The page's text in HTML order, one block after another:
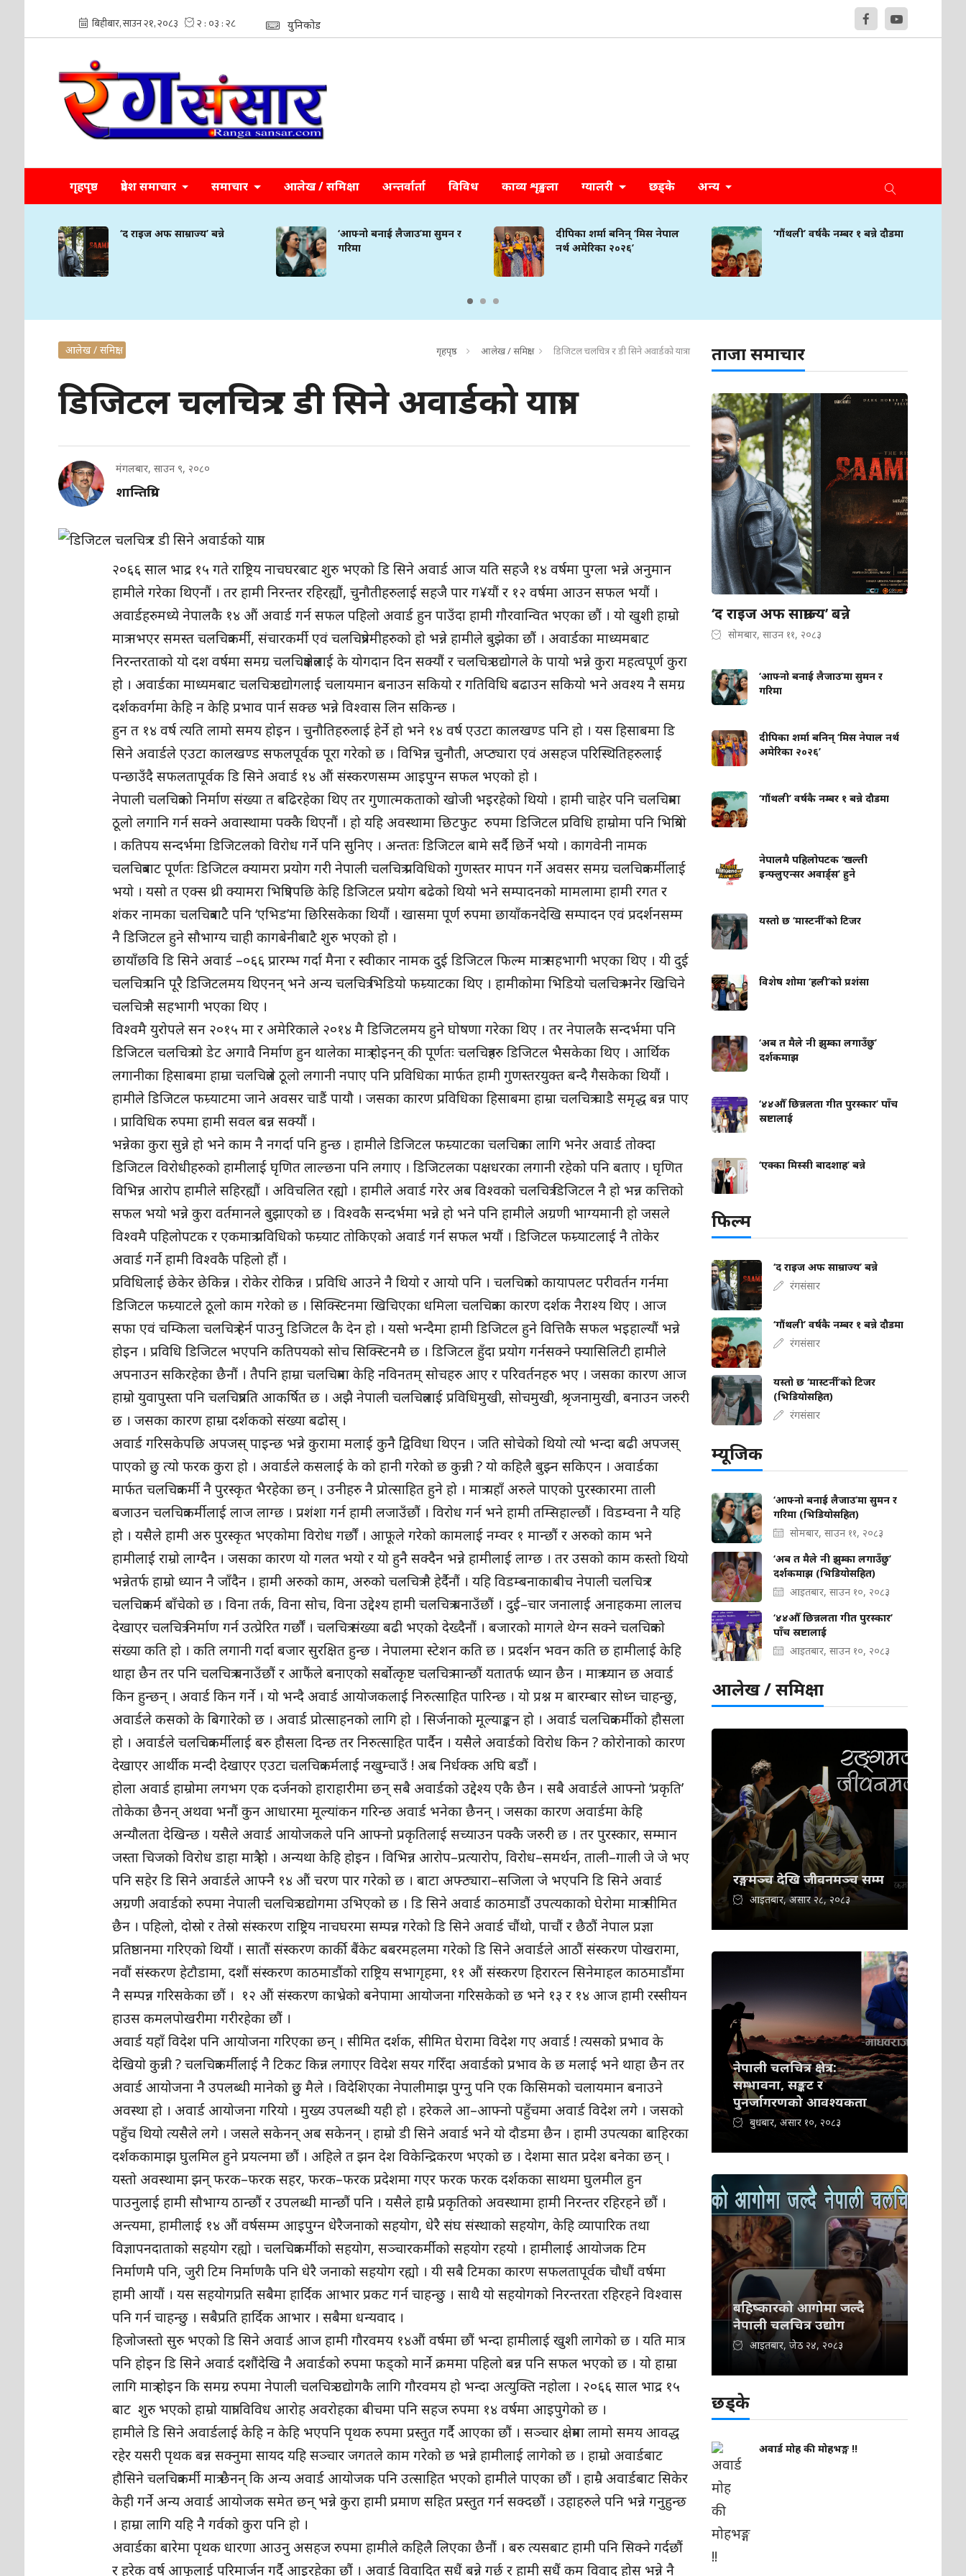
युनिकोड
गृहपृष्ठ प्रदेश समाचार समाचार आलेख / समिक्षा अन्तर्वार्ता विविध काव्य शृङ्खला ग्यालरी छड्के अन्य
‘द राइज अफ साम्राज्य’ बन्ने
‘आफ्नो बनाई लैजाउ’मा सुमन र
गरिमा
दीपिका शर्मा बनिन् ‘मिस नेपाल
नर्थ अमेरिका २०२६’
‘गौंथली’ वर्षकै नम्बर १ बन्ने दौडमा
आलेख / समिक्षा गृहपृष्ठ आलेख / समिक्षा डिजिटल चलचित्र र डी सिने अवार्डको यात्रा
डिजिटल चलचित्र र डी सिने अवार्डको यात्रा
मंगलबार, साउन ९, २०८०
शान्तिप्रिय
२०६६ साल भाद्र १५ गते राष्ट्रिय नाचघरबाट शुरु भएको डि सिने अवार्ड आज यति सहजै १४ वर्षमा पुग्ला भन्ने अनुमान
हामीले गरेका थिएनौं । तर हामी निरन्तर रहिरह्यौं, चुनौतीहरुलाई सहजै पार ग¥यौं र १२ वर्षमा आउन सफल भयौं ।
अवार्डहरुमध्ये नेपालकै १४ औं अवार्ड गर्न सफल पहिलो अवार्ड हुन पाउँदा हामी गौरवान्वित भएका छौं । यो खुशी हाम्रो
मात्र नभएर समस्त चलचित्रकर्मी, संचारकर्मी एवं चलचित्रप्रेमीहरुको हो भन्ने हामीले बुझेका छौं । अवार्डका माध्यमबाट
निरन्तरताको यो दश वर्षमा समग्र चलचित्रक्षेत्रलाई के योगदान दिन सक्यौं र चलचित्र उद्योगले के पायो भन्ने कुरा महत्वपूर्ण कुरा
हो । अवार्डका माध्यमबाट चलचित्र उद्योगलाई चलायमान बनाउन सकियो र गतिविधि बढाउन सकियो भने अवश्य नै समग्र
दर्शकवर्गमा केहि न केहि प्रभाव पार्न सक्छ भन्ने विश्वास लिन सकिन्छ ।
हुन त १४ वर्ष त्यति लामो समय होइन । चुनौतिहरुलाई हेर्ने हो भने १४ वर्ष एउटा कालखण्ड पनि हो । यस हिसाबमा डि
सिने अवार्डले एउटा कालखण्ड सफलपूर्वक पूरा गरेको छ । विभिन्न चुनौती, अप्ठ्यारा एवं असहज परिस्थितिहरुलाई
पन्छाउँदै सफलतापूर्वक डि सिने अवार्ड १४ औं संस्करणसम्म आइपुग्न सफल भएको हो ।
नेपाली चलचित्रको निर्माण संख्या त बढिरहेका थिए तर गुणात्मकताको खोजी भइरहेको थियो । हामी चाहेर पनि चलचित्रमा
ठूलो लगानि गर्न सक्ने अवास्थामा पक्कै थिएनौं । हो यहि अवस्थामा छिटफुट रुपमा डिजिटल प्रविधि हाम्रोमा पनि भित्रियो
। कतिपय सन्दर्भमा डिजिटलको विरोध गर्ने पनि सुनिए । अन्ततः डिजिटल बामे सर्दै छिर्ने भयो । कागवेनी नामक
चलचित्रबाट पूर्णतः डिजिटल क्यामरा प्रयोग गरी नेपाली चलचित्र प्रविधिको गुणस्तर मापन गर्ने अवसर समग्र चलचित्रकर्मीलाई
भयो । यसो त एक्स थ्री क्यामरा भित्रिएपछि केहि डिजिटल प्रयोग बढेको थियो भने सम्पादनको मामलामा हामी रगत र
शंकर नामका चलचित्रबाटै पनि ‘एभिड’मा छिरिसकेका थियौं । खासमा पूर्ण रुपमा छायाँकनदेखि सम्पादन एवं प्रदर्शनसम्म
नै डिजिटल हुने सौभाग्य चाही कागबेनीबाटै शुरु भएको हो ।
छायाँछवि डि सिने अवार्ड –०६६ प्रारम्भ गर्दा मैना र स्वीकार नामक दुई डिजिटल फिल्म मात्र सहभागी भएका थिए । यी दुई
चलचित्र पनि पूरै डिजिटलमय थिएनन् भने अन्य चलचित्र भिडियो फम्र्याटका थिए । हामीकोमा भिडियो चलचित्र भनेर खिचिने
चलचित्र नै सहभागी भएका थिए ।
विश्वमै युरोपले सन २०१५ मा र अमेरिकाले २०१४ मै डिजिटलमय हुने घोषणा गरेका थिए । तर नेपालकै सन्दर्भमा पनि
डिजिटल चलचित्र यो डेट अगावै निर्माण हुन थालेका मात्र होइनन् की पूर्णतः चलचित्रहरु डिजिटल भैसकेका थिए । आर्थिक
लगानीका हिसाबमा हाम्रा चलचित्रले ठूलो लगानी नपाए पनि प्रविधिका मार्फत हामी गुणस्तरयुक्त बन्दै गैसकेका थियौं ।
हामीले डिजिटल फम्र्याटमा जाने अवसर चाडैं पायौ । जसका कारण प्रविधिका हिसाबमा हाम्रा चलचित्र चाडै समृद्ध बन्न पाए
। प्राविधिक रुपमा हामी सवल बन्न सक्यौं ।
भन्नेका कुरा सुन्ने हो भने काम नै नगर्दा पनि हुन्छ । हामीले डिजिटल फम्र्याटका चलचित्रका लागि भनेर अवार्ड तोक्दा
डिजिटल विरोधीहरुको हामीलाई घृणित लाल्छना पनि लगाए । डिजिटलका पक्षधरका लगानी रहेको पनि बताए । घृणित
विभिन्न आरोप हामीले सहिरह्यौं । अविचलित रह्यो । हामीले अवार्ड गरेर अब विश्वको चलचित्र डिजिटल नै हो भन्न कत्तिको
सफल भयो भन्ने कुरा वर्तमानले बुझाएको छ । विश्वकै सन्दर्भमा भन्ने हो भने पनि हामीले अग्रणी भाग्यमानी हो जसले
विश्वमै पहिलोपटक र एकमात्र प्रविधिको फम्र्याट तोकिएको अवार्ड गर्न सफल भयौं । डिजिटल फम्र्याटलाई नै तोकेर
अवार्ड गर्ने हामी विश्वकै पहिलो हौं ।
प्रविधिलाई छेकेर छेकिन्न । रोकेर रोकिन्न । प्रविधि आउने नै थियो र आयो पनि । चलचित्रको कायापलट परीवर्तन गर्नमा
डिजिटल फम्र्याटले ठूलो काम गरेको छ । सिक्स्टिनमा खिचिएका धमिला चलचित्रका कारण दर्शक नैराश्य थिए । आज
सफा एवं चम्किला चलचित्र हेर्न पाउनु डिजिटल कै देन हो । यसो भन्दैमा हामी डिजिटल हुने वित्तिकै सफल भइहाल्यौं भन्ने
होइन । प्रविधि डिजिटल भएपनि कतिपयको सोच सिक्स्टिनमै छ । डिजिटल हुँदा प्रयोग गर्नसक्ने फ्यासिलिटी हामीले
अपनाउन सकिरहेका छैनौं । तैपनि हाम्रा चलचित्रमा केहि नविनतम् सोचहरु आए र परिवर्तनहरु भए । जसका कारण आज
हाम्रो युवापुस्ता पनि चलचित्रप्रति आकर्षित छ । अझै नेपाली चलचित्रलाई प्रविधिमुखी, सोचमुखी, श्रृजनामुखी, बनाउन जरुरी
छ । जसका कारण हाम्रा दर्शकको संख्या बढोस् ।
अवार्ड गरिसकेपछि अपजस् पाइन्छ भन्ने कुरामा मलाई कुनै द्विविधा थिएन । जति सोचेको थियो त्यो भन्दा बढी अपजस्
पाएको छु त्यो फरक कुरा हो । अवार्डले कसलाई के को हानी गरेको छ कुन्नी ? यो कहिलै बुझ्न सकिएन । अवार्डका
मार्फत चलचित्रकर्मी नै पुरस्कृत भैरहेका छन् । उनीहरु नै प्रोत्साहित हुने हो । मात्र यहाँ अरुले पाएको पुरस्कारमा ताली
बजाउन चलचित्रकर्मीलाई लाज लाग्छ । प्रशंशा गर्न हामी लजाउँछौं । विरोध गर्न भने हामी तम्सिहाल्छौं । विडम्वना नै यहि
हो । यसैले हामी अरु पुरस्कृत भएकोमा विरोध गर्छौं । आफूले गरेको कामलाई नम्वर १ मान्छौं र अरुको काम भने
हामीलाई राम्रो लाग्दैन । जसका कारण यो गलत भयो र यो हुनै सक्दैन भन्ने हामीलाई लाग्छ । तर उसको काम कस्तो थियो
भन्नेतर्फ हाम्रो ध्यान नै जाँदैन । हामी अरुको काम, अरुको चलचित्र नै हेर्दैनौं । यहि विडम्बनाकाबीच नेपाली चलचित्र र
चलचित्रकर्म बाँचेको छ । विना तर्क, विना सोच, विना उद्देश्य हामी चलचित्र बनाउँछौं । दुई–चार जनालाई अनाहकमा लालच
देखाएर चलचित्र निर्माण गर्न उत्प्रेरित गर्छौं । चलचित्र संख्या बढी भएको देख्दैनौं । बजारको मागले थेग्न सक्ने चलचित्रको
संख्या कति हो । कति लगानी गर्दा बजार सुरक्षित हुन्छ । नेपालमा स्टेशन कति छ । प्रदर्शन भवन कति छ हामीलाई केहि
थाहा छैन तर पनि चलचित्र बनाउँछौं र आफैंले बनाएको सर्बोत्कृष्ट चलचित्र मान्छौं यतातर्फ ध्यान छैन । मात्र ध्यान छ अवार्ड
किन हुन्छन् । अवार्ड किन गर्ने । यो भन्दै अवार्ड आयोजकलाई निरुत्साहित पारिन्छ । यो प्रश्न म बारम्बार सोध्न चाहन्छु,
अवार्डले कसको के बिगारेको छ । अवार्ड प्रोत्साहनको लागि हो । सिर्जनाको मूल्याङ्कन हो । अवार्ड चलचित्रकर्मीको हौसला
हो । अवार्डले चलचित्रकर्मीलाई बरु हौसला दिन्छ तर निरुत्साहित पार्दैन । यसैले अवार्डको विरोध किन ? कोरोनाको कारण
देखाएर आर्थीक मन्दी देखाएर एउटा चलचित्रकर्मलाई नखुम्चाउँ ! अब निर्धक्क अघि बडौं ।
होला अवार्ड हाम्रोमा लगभग एक दर्जनको हाराहारीमा छन् सबै अवार्डको उद्देश्य एकै छैन । सबै अवार्डले आफ्नो ‘प्रकृति’
तोकेका छैनन् अथवा भनौं कुन आधारमा मूल्यांकन गरिन्छ अवार्ड भनेका छैनन् । जसका कारण अवार्डमा केहि
अन्यौलता देखिन्छ । यसैले अवार्ड आयोजकले पनि आफ्नो प्रकृतिलाई सच्याउन पक्कै जरुरी छ । तर पुरस्कार, सम्मान
जस्ता चिजको विरोध डाहा मात्रै हो । अन्यथा केहि होइन । विभिन्न आरोप–प्रत्यारोप, विरोध–समर्थन, ताली–गाली जे जे भए
पनि सहेर डि सिने अवार्डले आफ्नै १४ औं चरण पार गरेको छ । बाटा अफ्ठ्यारा–सजिला जे भएपनि डि सिने अवार्ड
अग्रणी अवार्डको रुपमा नेपाली चलचित्र उद्योगमा उभिएको छ । डि सिने अवार्ड काठमाडौं उपत्यकाको घेरोमा मात्र सीमित
छैन । पहिलो, दोस्रो र तेस्रो संस्करण राष्ट्रिय नाचघरमा सम्पन्न गरेको डि सिने अवार्ड चौंथो, पाचौं र छैठौं नेपाल प्रज्ञा
प्रतिष्ठानमा गरिएको थियौं । सातौं संस्करण कार्की बैंकेट बबरमहलमा गरेको डि सिने अवार्डले आठौं संस्करण पोखरामा,
नवौं संस्करण हेटौडामा, दशौं संस्करण काठमाडौंको राष्ट्रिय सभागृहमा, ११ औं संस्करण हिरारत्न सिनेमाहल काठमाडौंमा
नै सम्पन्न गरिसकेका छौं । १२ औं संस्करण काभ्रेको बनेपामा आयोजना गरिसकेको छ भने १३ र १४ आज हामी रस्सीयन
हाउस कमलपोखरीमा गरीरहेका छौं ।
अवार्ड यहाँ विदेश पनि आयोजना गरिएका छन् । सीमित दर्शक, सीमित घेरामा विदेश गए अवार्ड ! त्यसको प्रभाव के
देखियो कुन्नी ? चलचित्रकर्मीलाई नै टिकट किन्न लगाएर विदेश सयर गरिँदा अवार्डको प्रभाव के छ मलाई भने थाहा छैन तर
अवार्ड आयोजना नै उपलब्धी मानेको छु मैले । विदेशिएका नेपालीमाझ पुग्नु पनि एक किसिमको चलायमान बनाउने
अवस्था हो । अवार्ड आयोजना गरियो । मुख्य उपलब्धी यही हो । हरेकले आ–आफ्नो पहुँचमा अवार्ड विदेश लगे । जसको
पहुँच थियो त्यसैले लगे । जसले सकेनन् अब सकेनन् । हाम्रो डी सिने अवार्ड भने यो दौडमा छैन । हामी उपत्यका बाहिरका
दर्शककामाझ घुलमिल हुने प्रयत्नमा छौं । अहिले त झन देश विकेन्द्रिकरण भएको छ । देशमा सात प्रदेश बनेका छन् ।
यस्तो अवस्थामा झन् फरक–फरक सहर, फरक–फरक प्रदेशमा गएर फरक फरक दर्शकका साथमा घुलमील हुन
पाउनुलाई हामी सौभाग्य ठान्छौं र उपलब्धी मान्छौं पनि । यसैले हाम्रै प्रकृतिको अवस्थामा हामी निरन्तर रहिरहने छौं ।
अन्त्यमा, हामीलाई १४ औं वर्षसम्म आइपुग्न धेरैजनाको सहयोग, धेरै संघ संस्थाको सहयोग, केहि व्यापारिक तथा
विज्ञापनदाताको सहयोग रह्यो । चलचित्रकर्मीको सहयोग, सञ्चारकर्मीको सहयोग रहयो । हामीलाई आयोजक टिम
निर्माणमै पनि, जुरी टिम निर्माणकै पनि धेरै जनाको सहयोग रह्यो । यी सबै टिमका कारण सफलतापूर्वक चौधौं वर्षमा
हामी आयौं । यस सहयोगप्रति सबैमा हार्दिक आभार प्रकट गर्न चाहन्छु । साथै यो सहयोगको निरन्तरता रहिरहने विश्वास
पनि गर्न चाहन्छु । सबैप्रति हार्दिक आभार । सबैमा धन्यवाद ।
हिजोजस्तो सुरु भएको डि सिने अवार्ड आज हामी गौरवमय १४औं वर्षमा छौं भन्दा हामीलाई खुशी लागेको छ । यति मात्र
पनि होइन डि सिने अवार्ड दशौंदेखि नै अवार्डको रुपमा फड्को मार्ने क्रममा पहिलो बन्न पनि सफल भएको छ । यो हाम्रा
लागि मात्र होइन कि समग्र रुपमा नेपाली चलचित्र उद्योगकै लागि गौरवमय हो भन्दा अत्युक्ति नहोला । २०६६ साल भाद्र १५
बाट शुरु भएको हाम्रो यात्रा विविध आरोह अवरोहका बीचमा पनि सहज रुपमा १४ वर्षमा आइपुगेको छ ।
हामीले डि सिने अवार्डलाई केहि न केहि भएपनि पृथक रुपमा प्रस्तुत गर्दै आएका छौं । सञ्चार क्षेत्रमा लामो समय आवद्ध
रहेर यसरी पृथक बन्न सक्नुमा सायद यहि सञ्चार जगतले काम गरेको छ भन्ने हामीलाई लागेको छ । हाम्रो अवार्डबाट
हौसिने चलचित्रकर्मी मात्र छैनन् कि अन्य अवार्ड आयोजक पनि उत्साहित भएको हामीले पाएका छौं । हाम्रै अवार्डबाट सिकेर
केही गर्ने अन्य अवार्ड आयोजक समेत छन् भन्ने कुरा हामी प्रमाण सहित प्रस्तुत गर्न सक्दछौं । उहाहरुले पनि भन्ने गनुहुन्छ
। हाम्रा लागि यहि नै गर्वको कुरा पनि हो ।
अवार्डका बारेमा पृथक धारणा आउनु असहज रुपमा हामीले कहिलै लिएका छैनौं । बरु त्यसबाट हामी पनि सिक्ने गर्दछौं
र हरेक वर्ष आफूलाई परिमार्जन गर्दै आइरहेका छौं । अवार्ड विवादित सधैं बन्ने गर्छ र हामी सधैं कम विवाद होस् भन्ने नै
ताजा समाचार
‘द राइज अफ साम्राज्य’ बन्ने
सोमबार, साउन ११, २०८३
‘आफ्नो बनाई लैजाउ’मा सुमन र
गरिमा
दीपिका शर्मा बनिन् ‘मिस नेपाल नर्थ
अमेरिका २०२६’
‘गौंथली’ वर्षकै नम्बर १ बन्ने दौडमा
नेपालमै पहिलोपटक ‘खल्ती
इन्फ्लुएन्सर अवार्ड्स’ हुने
यस्तो छ ‘मास्टर्नी’को टिजर
विशेष शोमा ‘हली’को प्रशंसा
‘अब त मैले नी झुम्का लगाउँछु’
दर्शकमाझ
‘४४औँ छिन्नलता गीत पुरस्कार’ पाँच
स्रष्टालाई
‘एक्का मिस्सी बादशाह’ बन्ने
फिल्म
‘द राइज अफ साम्राज्य’ बन्ने
रंगसंसार
‘गौंथली’ वर्षकै नम्बर १ बन्ने दौडमा
रंगसंसार
यस्तो छ ‘मास्टर्नी’को टिजर
(भिडियोसहित)
रंगसंसार
म्यूजिक
‘आफ्नो बनाई लैजाउ’मा सुमन र
गरिमा (भिडियोसहित)
सोमबार, साउन ११, २०८३
‘अब त मैले नी झुम्का लगाउँछु’
दर्शकमाझ (भिडियोसहित)
आइतबार, साउन १०, २०८३
‘४४औँ छिन्नलता गीत पुरस्कार’
पाँच स्रष्टालाई
आइतबार, साउन १०, २०८३
आलेख / समिक्षा
रङ्गमञ्च देखि जीवनमञ्च सम्म
आइतबार, असार २८, २०८३
नेपाली चलचित्र क्षेत्र:
सम्भावना, सङ्कट र
पुनर्जागरणको आवश्यकता
बुधबार, असार १०, २०८३
बहिष्कारको आगोमा जल्दै
नेपाली चलचित्र उद्योग
आइतबार, जेठ २४, २०८३
छड्के
अवार्ड मोह की मोहभङ्ग !!